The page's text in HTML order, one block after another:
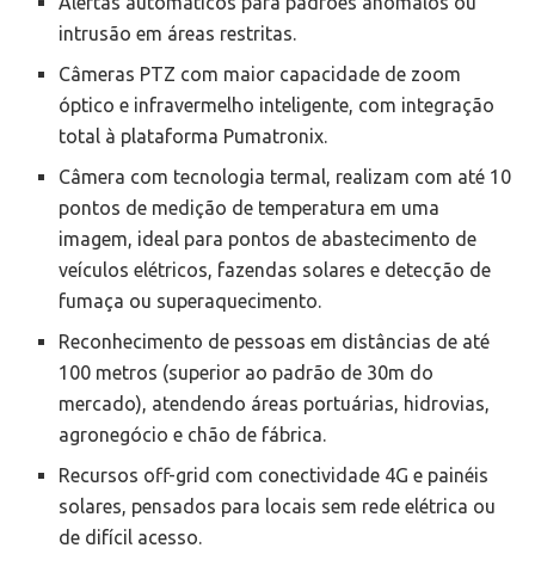
intrusão em áreas restritas.
Câmeras PTZ com maior capacidade de zoom
óptico e infravermelho inteligente, com integração
total à plataforma Pumatronix.
Câmera com tecnologia termal, realizam com até 10
pontos de medição de temperatura em uma
imagem, ideal para pontos de abastecimento de
veículos elétricos, fazendas solares e detecção de
fumaça ou superaquecimento.
Reconhecimento de pessoas em distâncias de até
100 metros (superior ao padrão de 30m do
mercado), atendendo áreas portuárias, hidrovias,
agronegócio e chão de fábrica.
Recursos off-grid com conectividade 4G e painéis
solares, pensados para locais sem rede elétrica ou
de difícil acesso.